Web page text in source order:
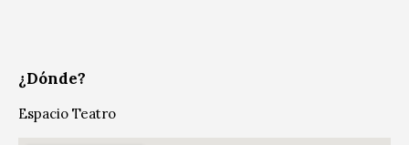
¿Dónde?
Espacio Teatro